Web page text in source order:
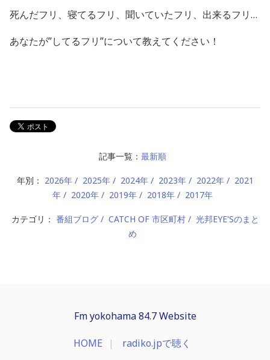
死んだフリ、寝てるフリ、聞いていたフリ、出来るフリ…
あなたが”してるフリ”について教えてください！
記事一覧： 最新順
年別： 2026年 2025年 2024年 2023年 2022年
2021
年
2020年 2019年 2018年 2017年
カテゴリ： 番組ブログ CATCH OF 市区町村
光邦EYE'Sのまと
め
Fm yokohama 84.7 Website
HOME radiko.jpで聴く